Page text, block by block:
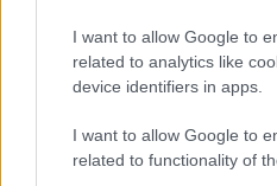
I want to allow Google to
related to analytics like
device identifiers in apps.
I want to allow Google to
related to functionality of
χρήσιμο για την
μπορέσουν να
ΕΕ δεν θα δεχτεί
υπάρξει μια νέα κρίση